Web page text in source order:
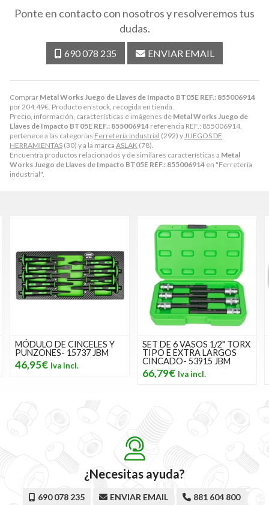
Comprar Metal Works Juego de Llaves de Impacto BT05E REF.: 855006914
por204,49€. Producto en stock, recogida en tienda.
Precio, información, características e imágenes de Metal Works Juego de
Llaves de Impacto BT05E REF.: 855006914 referencia REF.: 855006914,
pertenece a las categorías Ferretería industrial (292) yJUEGOS DE
HERRAMIENTAS (30) y a la marca ASLAK (78).
Encuentra productos relacionados y de similares características a Metal
Works Juego de Llaves de Impacto BT05E REF.: 855006914 en "Ferretería
industrial".
Ponte en contacto con nosotros y resolveremos tus
dudas.
690 078 235 ENVIAR EMAIL
MÓDULO DE CINCELES Y
PUNZONES- 15737 JBM
46,95€
SET DE 6 VASOS 1/2" TORX
TIPO E EXTRA LARGOS
CINCADO- 53915 JBM
66,79€
¿Necesitas ayuda?
690 078 235 ENVIAR EMAIL 881 604 800